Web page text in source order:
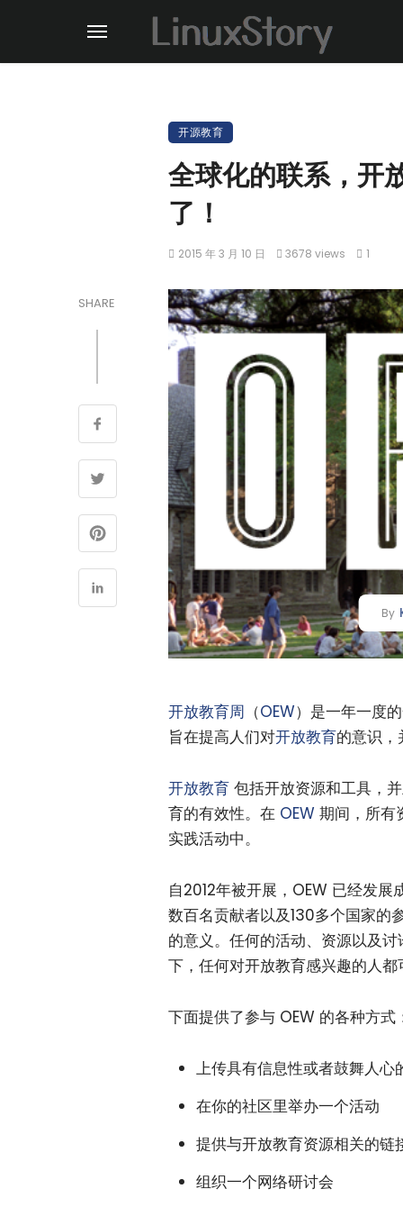
开源教育
全球化的联系，开
了！
2015 年 3 月 10 日 3678 views 1
SHARE
By
开放教育周 （OEW）是一年一度
旨在提高人们对开放教育的意识
开放教育 包括开放资源和工具，
育的有效性。在 OEW 期间，所有
实践活动中。
自2012年被开展，OEW 已经发
数百名贡献者以及130多个国家
的意义。任何的活动、资源以及
下，任何对开放教育感兴趣的人
下面提供了参与 OEW 的各种方式
上传具有信息性或者鼓舞人心
在你的社区里举办一个活动
提供与开放教育资源相关的链
组织一个网络研讨会